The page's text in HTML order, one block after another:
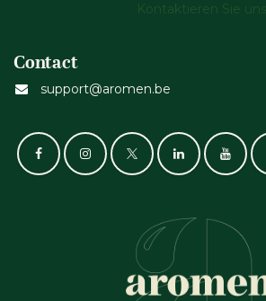
Kontaktieren Sie uns
Contact
support@aromen.be